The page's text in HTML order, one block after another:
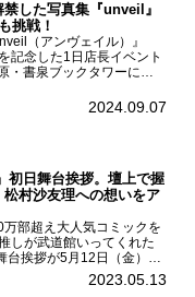
した写真集『unveil』
挑戦！
（アンヴェイル）』
記念した1日店長イベント
・書泉ブックタワーにて
ントを開催した本写真集は
2024.09.07
初日舞台挨拶。壇上で握
村沙友理への想いをア
部超え大人気コミックを
しが武道館いってくれた
台挨拶が5月12日（金）新
、出演者の松村沙友理、中
、KANO(@onefi...
2023.05.13